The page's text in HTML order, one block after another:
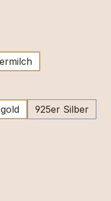
925er Silber